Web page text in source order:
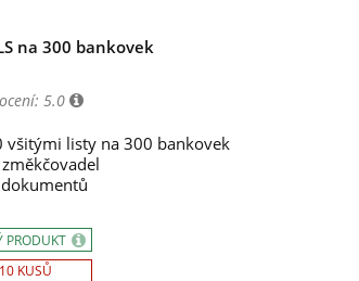
na 300 bankovek
5.0
všitými listy na 300 bankovek
PRODUKT
KUSŮ